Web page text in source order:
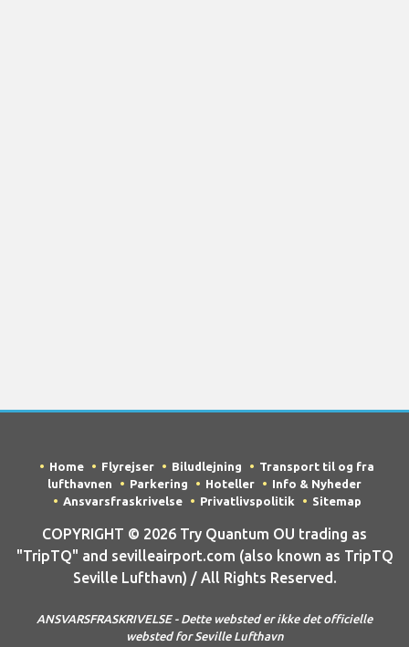
Home Flyrejser Biludlejning
Transport til og fra
lufthavnen
Parkering Hoteller
Info & Nyheder
Ansvarsfraskrivelse
Privatlivspolitik Sitemap
COPYRIGHT © 2026 Try Quantum OU trading as
"TripTQ" and sevilleairport.com (also known as TripTQ
Seville Lufthavn) / All Rights Reserved.
ANSVARSFRASKRIVELSE - Dette websted er ikke det officielle
websted for Seville Lufthavn